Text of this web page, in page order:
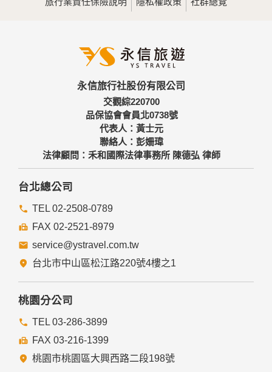
永信旅行社股份有限公司
交觀綜220700
品保協會會員北0738號
代表人：黃士元
聯絡人：彭姍瑋
法律顧問：禾和國際法律事務所 陳德弘 律師
台北總公司
TEL 02-2508-0789
FAX 02-2521-8979
service@ystravel.com.tw
台北市中山區松江路220號4樓之1
桃園分公司
TEL 03-286-3899
FAX 03-216-1399
桃園市桃園區大興西路二段198號